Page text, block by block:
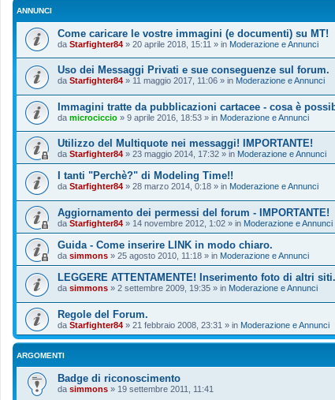
ANNUNCI
Come caricare le vostre immagini (e documenti) su MT!
da Starfighter84 » 20 aprile 2018, 15:11 » in Moderazione e Annunci
Uso dei Messaggi Privati e sue conseguenze sul forum.
da Starfighter84 » 11 maggio 2017, 11:06 » in Moderazione e Annunci
Immagini tratte da pubblicazioni cartacee - cosa è
da microciccio » 9 aprile 2016, 18:53 » in Moderazione e Annunci
Utilizzo del Multiquote nei messaggi! IMPORTANTE!
da Starfighter84 » 23 maggio 2014, 17:32 » in Moderazione e Annunci
I tanti "Perchè?" di Modeling Time!!
da Starfighter84 » 28 marzo 2014, 0:18 » in Moderazione e Annunci
Aggiornamento dei permessi del forum - IMPORTANTE!
da Starfighter84 » 14 novembre 2012, 1:02 » in Moderazione e Annunci
Guida - Come inserire LINK in modo chiaro.
da simmons » 25 agosto 2010, 11:18 » in Moderazione e Annunci
LEGGERE ATTENTAMENTE! Inserimento foto di altri siti.
da simmons » 2 settembre 2009, 19:35 » in Moderazione e Annunci
Regole del Forum.
da Starfighter84 » 21 febbraio 2008, 23:31 » in Moderazione e Annunci
ARGOMENTI
Badge di riconoscimento
da simmons » 19 settembre 2011, 11:41